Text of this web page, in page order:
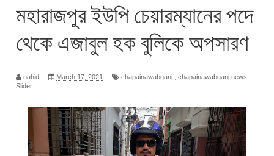
মহারাজপুর ইউপি চেয়ারম্যানের পদে
থেকে এজাবুল হক বুলিকে অপসারণ
nahid March 17, 2021 chapainawabganj chapainawabganj news
Slider